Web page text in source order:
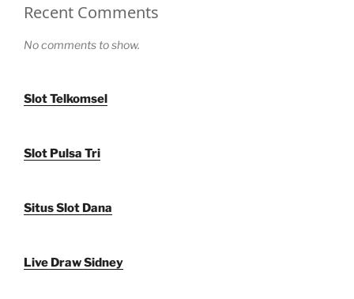
Recent Comments
No comments to show.
Slot Telkomsel
Slot Pulsa Tri
Situs Slot Dana
Live Draw Sidney